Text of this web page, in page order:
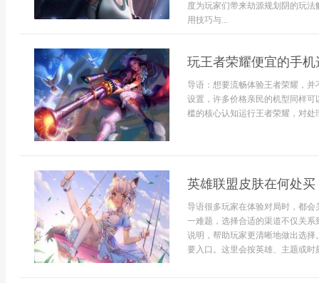
度为玩家们带来劫源规划阴的玩
用技巧与...
玩王者荣耀便宜的手
导语：想要流畅体验王者荣耀，
设置，许多价格亲民的机型同样
槛的核心认知运行王者荣耀，对
英雄联盟皮肤在何处买
导语很多玩家在体验对局时，都
一难题，选择合适的渠道不仅关
说明，帮助玩家更清晰地做出选
要入口。这里会按英雄、主题或